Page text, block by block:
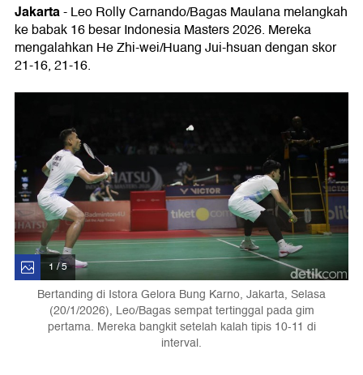
Jakarta- Leo Rolly Carnando/Bagas Maulana melangkah
ke babak 16 besar Indonesia Masters 2026. Mereka
mengalahkan He Zhi-wei/Huang Jui-hsuan dengan skor
21-16, 21-16.
1 / 5
Bertanding di Istora Gelora Bung Karno, Jakarta, Selasa
(20/1/2026), Leo/Bagas sempat tertinggal pada gim
pertama. Mereka bangkit setelah kalah tipis 10-11 di
interval.